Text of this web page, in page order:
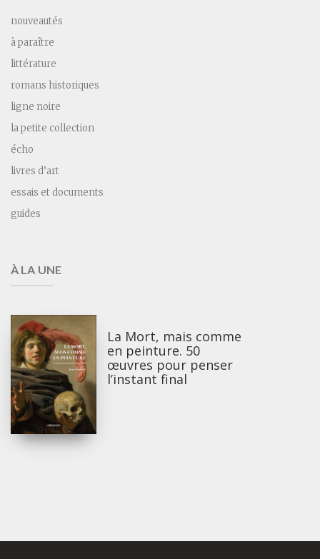
nouveautés
à paraître
littérature
romans historiques
ligne noire
la petite collection
écho
livres d’art
essais et documents
guides
À LA UNE
La Mort, mais comme
en peinture. 50
œuvres pour penser
l’instant final